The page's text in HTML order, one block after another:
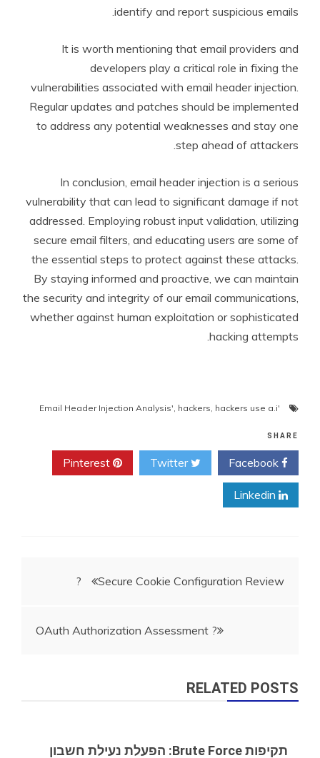
identify and report suspicious emails.
It is worth mentioning that email providers and
developers play a critical role in fixing the
vulnerabilities associated with email header injection.
Regular updates and patches should be implemented
to address any potential weaknesses and stay one
step ahead of attackers.
In conclusion, email header injection is a serious
vulnerability that can lead to significant damage if not
addressed. Employing robust input validation, utilizing
secure email filters, and educating users are some of
the essential steps to protect against these attacks.
By staying informed and proactive, we can maintain
the security and integrity of our email communications,
whether against human exploitation or sophisticated
hacking attempts.
'Email Header Injection Analysis'
, hackers, hackers use a.i
SHARE
Twitter
ניווט
Secure Cookie Configuration Review ?
OAuth Authorization Assessment ?
RELATED POSTS
תקיפות Brute Force: הפעלת נעילת חשבון